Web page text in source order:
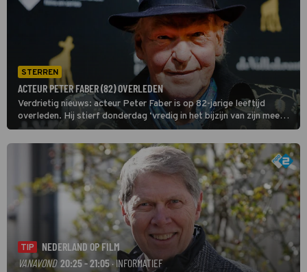
STERREN
ACTEUR PETER FABER (82) OVERLEDEN
Verdrietig nieuws: acteur Peter Faber is op 82-jarige leeftijd
overleden. Hij stierf donderdag ‘vredig in het bijzijn van zijn meest
dierbaren’, heeft zijn familie vrijdag bekendgemaakt.
TIP
NEDERLAND OP FILM
VANAVOND 20:25 - 21:05· INFORMATIEF